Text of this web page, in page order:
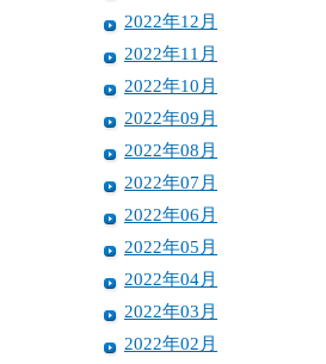
2022年12月
2022年11月
2022年10月
2022年09月
2022年08月
2022年07月
2022年06月
2022年05月
2022年04月
2022年03月
2022年02月